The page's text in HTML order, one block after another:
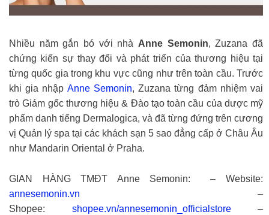
Nhiều năm gắn bó với nhà Anne Semonin, Zuzana đã
chứng kiến sự thay đổi và phát triển của thương hiệu tại
từng quốc gia trong khu vực cũng như trên toàn cầu. Trước
khi gia nhập Anne Semonin, Zuzana từng đảm nhiệm vai
trò Giám gốc thương hiệu & Đào tạo toàn cầu của dược mỹ
phẩm danh tiếng Dermalogica, và đã từng đứng trên cương
vị Quản lý spa tại các khách sạn 5 sao đẳng cấp ở Châu Âu
như Mandarin Oriental ở Praha.
GIAN HÀNG TMĐT Anne Semonin: – Website:
annesemonin.vn –
Shopee: shopee.vn/annesemonin_officialstore–